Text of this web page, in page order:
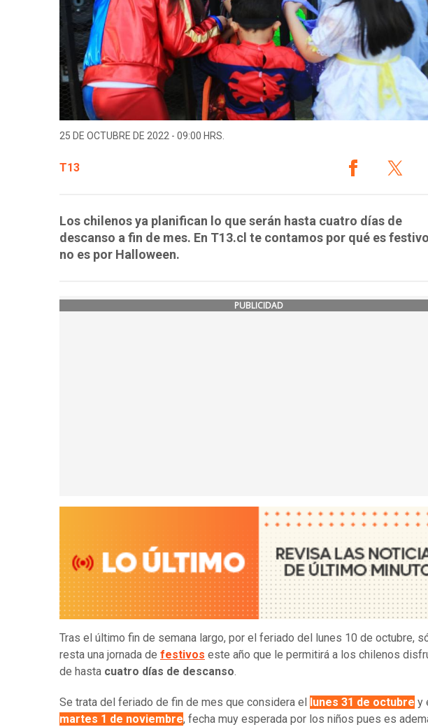
25 DE OCTUBRE DE 2022 - 09:00 HRS.
T13
Los chilenos ya planifican lo que serán hasta cuatro días de
descanso a fin de mes. En T13.cl te contamos por qué es
no es por Halloween.
PUBLICIDAD
Tras el último fin de semana largo, por el feriado del lunes 10 de octubre,
resta una jornada de festivos este año que le permitirá a los chilenos
de hasta cuatro días​ de descanso.
Se trata del feriado de fin de mes que considera el lunes 31 de octubre y
martes 1 de noviembre, fecha muy esperada por los niños pues es